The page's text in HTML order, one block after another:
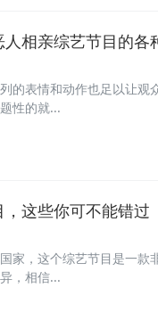
相亲综艺节目的各
的表情和动作也足以让观
性的就...
这些你可不能错过
家，这个综艺节目是一款
，相信...